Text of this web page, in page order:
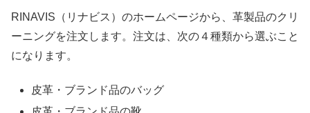
RINAVIS（リナビス）のホームページから、革製品のクリ
ーニングを注文します。注文は、次の４種類から選ぶこと
になります。
皮革・ブランド品のバッグ